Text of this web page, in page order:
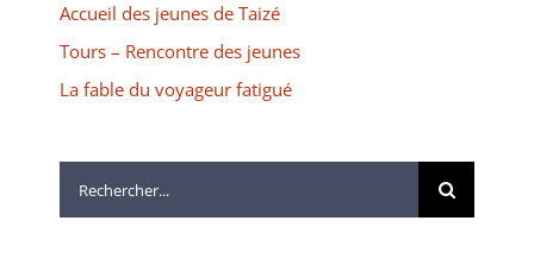
Accueil des jeunes de Taizé
Tours – Rencontre des jeunes
La fable du voyageur fatigué
Rechercher: